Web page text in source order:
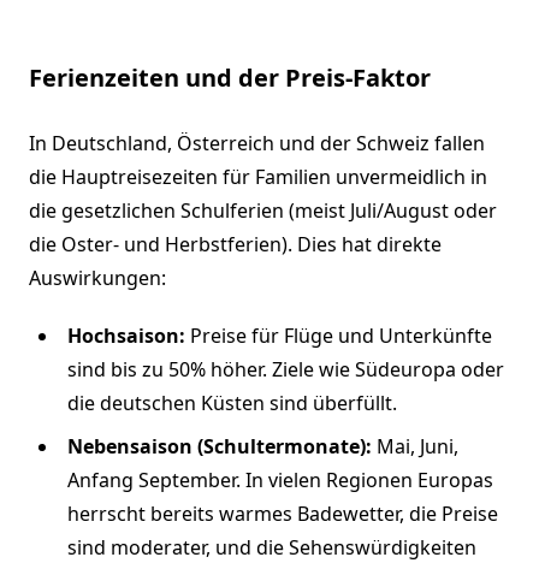
Ferienzeiten und der Preis-Faktor
In Deutschland, Österreich und der Schweiz fallen
die Hauptreisezeiten für Familien unvermeidlich in
die gesetzlichen Schulferien (meist Juli/August oder
die Oster- und Herbstferien). Dies hat direkte
Auswirkungen:
Hochsaison: Preise für Flüge und Unterkünfte
sind bis zu 50% höher. Ziele wie Südeuropa oder
die deutschen Küsten sind überfüllt.
Nebensaison (Schultermonate): Mai, Juni,
Anfang September. In vielen Regionen Europas
herrscht bereits warmes Badewetter, die Preise
sind moderater, und die Sehenswürdigkeiten